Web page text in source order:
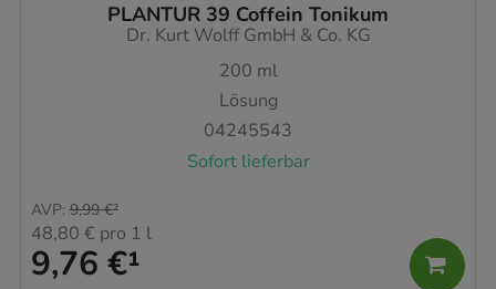
PLANTUR 39 Coffein Tonikum
Dr. Kurt Wolff GmbH & Co. KG
200 ml
Lösung
04245543
Sofort lieferbar
9,76 €¹
AVP: 9,99 €²
48,80 € pro 1 l